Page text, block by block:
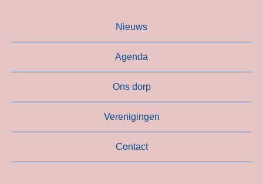
Nieuws
Agenda
Ons dorp
Verenigingen
Contact